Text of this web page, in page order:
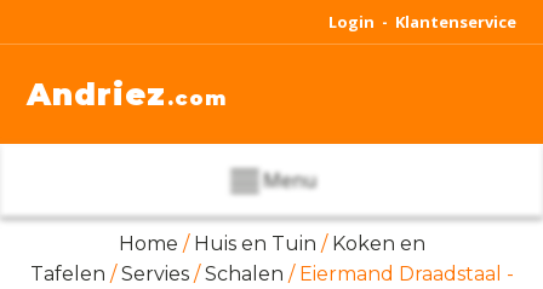
Login - Klantenservice
Andriez .com
Menu
Home / Huis en Tuin / Koken en
Tafelen /Servies/Schalen / Eiermand Draadstaal -